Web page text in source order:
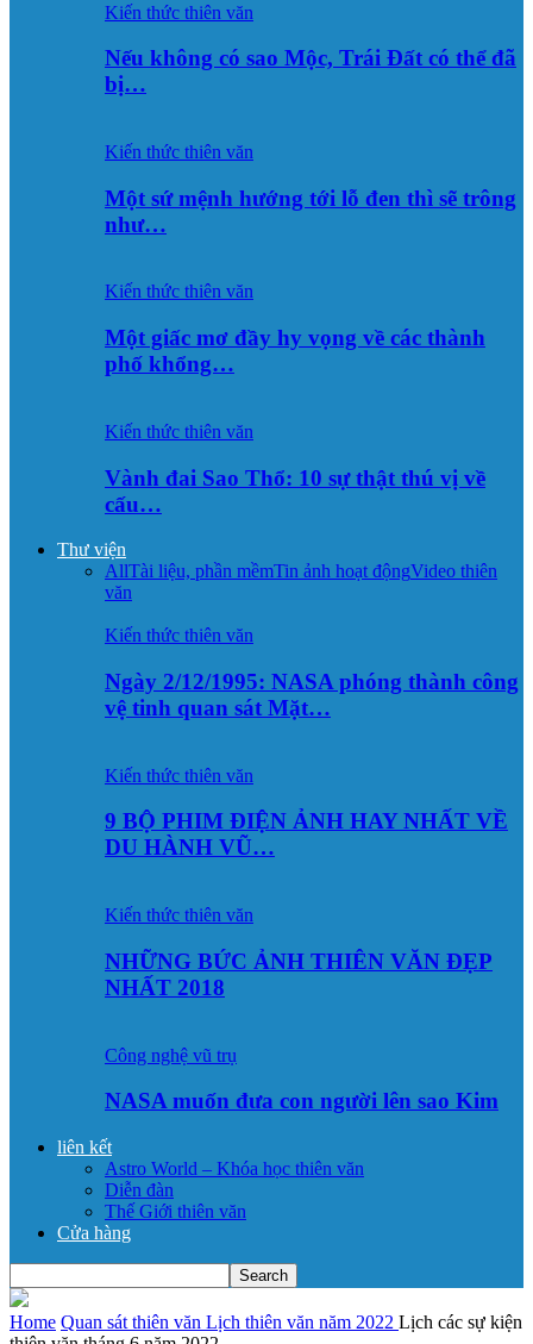
Kiến thức thiên văn
Nếu không có sao Mộc, Trái Đất có thể đã
bị…
Kiến thức thiên văn
Một sứ mệnh hướng tới lỗ đen thì sẽ trông
như…
Kiến thức thiên văn
Một giấc mơ đầy hy vọng về các thành
phố khổng…
Kiến thức thiên văn
Vành đai Sao Thổ: 10 sự thật thú vị về
cấu…
Thư viện
AllTài liệu, phần mềmTin ảnh hoạt độngVideo thiên
văn
Kiến thức thiên văn
Ngày 2/12/1995: NASA phóng thành công
vệ tinh quan sát Mặt…
Kiến thức thiên văn
9 BỘ PHIM ĐIỆN ẢNH HAY NHẤT VỀ
DU HÀNH VŨ…
Kiến thức thiên văn
NHỮNG BỨC ẢNH THIÊN VĂN ĐẸP
NHẤT 2018
Công nghệ vũ trụ
NASA muốn đưa con người lên sao Kim
liên kết
Astro World – Khóa học thiên văn
Diễn đàn
Thế Giới thiên văn
Cửa hàng
Home Quan sát thiên văn Lịch thiên văn năm 2022 Lịch các sự kiện